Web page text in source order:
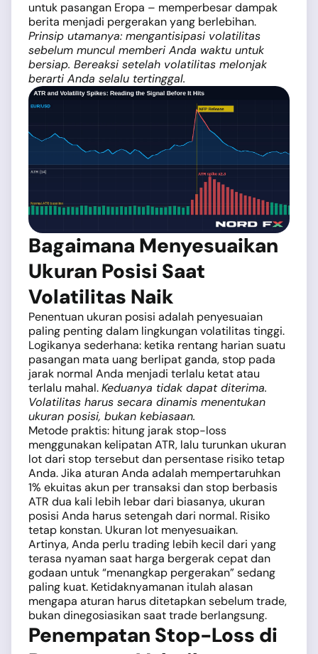
untuk pasangan Eropa – memperbesar dampak
berita menjadi pergerakan yang berlebihan.
Prinsip utamanya: mengantisipasi volatilitas
sebelum muncul memberi Anda waktu untuk
bersiap. Bereaksi setelah volatilitas melonjak
berarti Anda selalu tertinggal.
Bagaimana Menyesuaikan
Ukuran Posisi Saat
Volatilitas Naik
Penentuan ukuran posisi adalah penyesuaian
paling penting dalam lingkungan volatilitas tinggi.
Logikanya sederhana: ketika rentang harian suatu
pasangan mata uang berlipat ganda, stop pada
jarak normal Anda menjadi terlalu ketat atau
terlalu mahal.Keduanya tidak dapat diterima.
Volatilitas harus secara dinamis menentukan
ukuran posisi, bukan kebiasaan.
Metode praktis: hitung jarak stop-loss
menggunakan kelipatan ATR, lalu turunkan ukuran
lot dari stop tersebut dan persentase risiko tetap
Anda. Jika aturan Anda adalah mempertaruhkan
1% ekuitas akun per transaksi dan stop berbasis
ATR dua kali lebih lebar dari biasanya, ukuran
posisi Anda harus setengah dari normal. Risiko
tetap konstan. Ukuran lot menyesuaikan.
Artinya, Anda perlu trading lebih kecil dari yang
terasa nyaman saat harga bergerak cepat dan
godaan untuk “menangkap pergerakan” sedang
paling kuat. Ketidaknyamanan itulah alasan
mengapa aturan harus ditetapkan sebelum trade,
bukan dinegosiasikan saat trade berlangsung.
Penempatan Stop-Loss di